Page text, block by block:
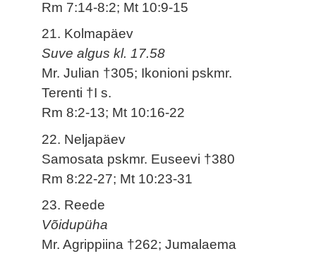
Rm 7:14-8:2; Mt 10:9-15
21. Kolmapäev
Suve algus kl. 17.58
Mr. Julian †305; Ikonioni pskmr.
Terenti †I s.
Rm 8:2-13; Mt 10:16-22
22. Neljapäev
Samosata pskmr. Euseevi †380
Rm 8:22-27; Mt 10:23-31
23. Reede
Võidupüha
Mr. Agrippiina †262; Jumalaema